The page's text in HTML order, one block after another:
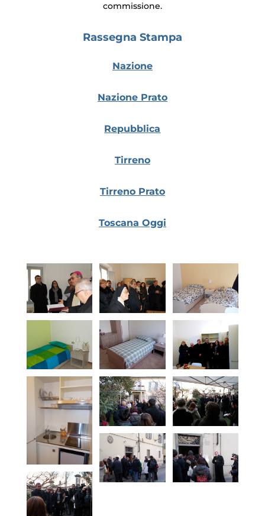
commissione.
Rassegna Stampa
Nazione
Nazione Prato
Repubblica
Tirreno
Tirreno Prato
Toscana Oggi